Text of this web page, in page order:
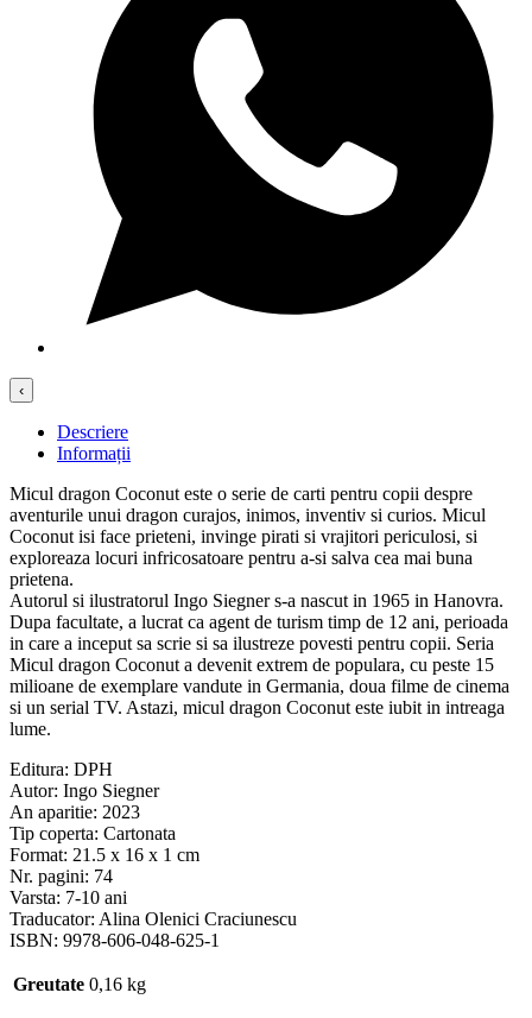
‹
Descriere
Informații
Micul dragon Coconut este o serie de carti pentru copii despre
aventurile unui dragon curajos, inimos, inventiv si curios. Micul
Coconut isi face prieteni, invinge pirati si vrajitori periculosi, si
exploreaza locuri infricosatoare pentru a-si salva cea mai buna
prietena.
Autorul si ilustratorul Ingo Siegner s-a nascut in 1965 in Hanovra.
Dupa facultate, a lucrat ca agent de turism timp de 12 ani, perioada
in care a inceput sa scrie si sa ilustreze povesti pentru copii. Seria
Micul dragon Coconut a devenit extrem de populara, cu peste 15
milioane de exemplare vandute in Germania, doua filme de cinema
si un serial TV. Astazi, micul dragon Coconut este iubit in intreaga
lume.
Editura: DPH
Autor: Ingo Siegner
An aparitie: 2023
Tip coperta: Cartonata
Format: 21.5 x 16 x 1 cm
Nr. pagini: 74
Varsta: 7-10 ani
Traducator: Alina Olenici Craciunescu
ISBN: 9978-606-048-625-1
Greutate 0,16 kg